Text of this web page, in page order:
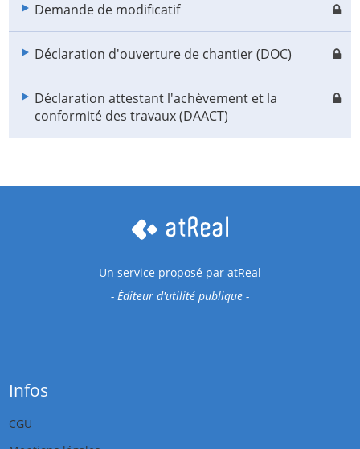
Demande de modificatif
Déclaration d'ouverture de chantier (DOC)
Déclaration attestant l'achèvement et la
conformité des travaux (DAACT)
Un service proposé par atReal
- Éditeur d'utilité publique -
Infos
CGU